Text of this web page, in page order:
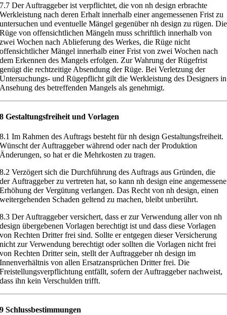
7.7 Der Auftraggeber ist verpflichtet, die von nh design erbrachte
Werkleistung nach deren Erhalt innerhalb einer angemessenenFrist zu
untersuchen und eventuelle Mängel gegenüber nh design zu rügen. Die
Rüge vonoffensichtlichen Mängeln muss schriftlich innerhalb von
zwei Wochen nach Ablieferung des Werkes, die Rüge nicht
offensichtlicher Mängel innerhalbeiner Frist von zwei Wochen nach
dem Erkennen des Mangels erfolgen. ZurWahrung der Rügefrist
genügt die rechtzeitige Absendung der Rüge. BeiVerletzung der
Untersuchungs- und Rügepflicht gilt die Werkleistung desDesigners in
Ansehung des betreffenden Mangels als genehmigt.
8 Gestaltungsfreiheit und Vorlagen
8.1 Im Rahmen des Auftrags besteht für nh design Gestaltungsfreiheit.
Wünscht der Auftraggeber während oder nach der Produktion
Änderungen, sohat er die Mehrkosten zu tragen.
8.2Verzögert sich die Durchführung des Auftrags aus Gründen, die
der Auftraggeber zu vertreten hat, so kann nh design eine angemessene
Erhöhung der Vergütung verlangen. Das Recht von nh design, einen
weitergehenden Schaden geltend zu machen, bleibt unberührt.
8.3 Der Auftraggeber versichert, dass er zur Verwendung aller von nh
designübergebenen Vorlagen berechtigt ist und dass diese Vorlagen
von RechtenDritter frei sind. Sollte er entgegen dieser Versicherung
nicht zur Verwendungberechtigt oder sollten die Vorlagen nicht frei
von Rechten Dritter sein, stelltder Auftraggeber nh design im
Innenverhältnis von allen ErsatzansprüchenDritter frei. Die
Freistellungsverpflichtung entfällt, sofern der Auftraggebernachweist,
dass ihn kein Verschulden trifft.
9 Schlussbestimmungen